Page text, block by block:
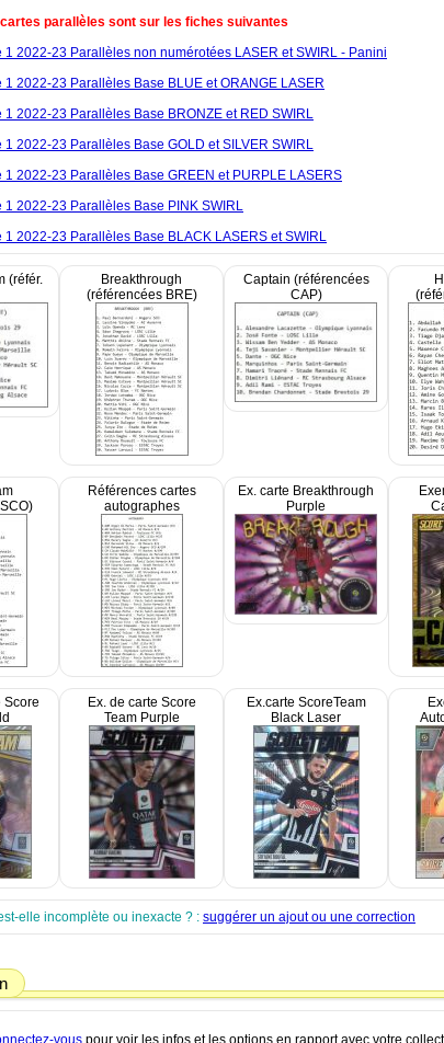
parallèles sont sur les fiches suivantes
1 2022-23 Parallèles non numérotées LASER et SWIRL - Panini
1 2022-23 Parallèles Base BLUE et ORANGE LASER
1 2022-23 Parallèles Base BRONZE et RED SWIRL
1 2022-23 Parallèles Base GOLD et SILVER SWIRL
1 2022-23 Parallèles Base GREEN et PURPLE LASERS
1 2022-23 Parallèles Base PINK SWIRL
1 2022-23 Parallèles Base BLACK LASERS et SWIRL
(référ.
Breakthrough
(référencées BRE)
Captain (référencées
CAP)
Références cartes
autographes
Ex. carte Breakthrough
Purple
Score
Ex. de carte Score
Team Purple
Ex.carte ScoreTeam
Black Laser
elle incomplète ou inexacte ? : suggérer un ajout ou une correction
vous pour voir les infos et les options en rapport avec votre